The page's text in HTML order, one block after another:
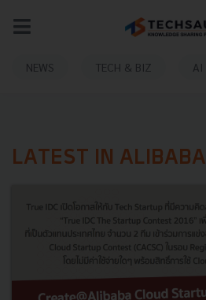
NEWS TECH & BIZ AI
LATEST IN ALIBABA